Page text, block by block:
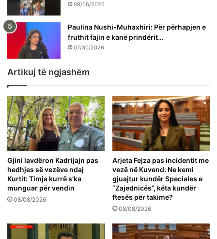
08/06/2026
Paulina Nushi-Muhaxhiri: Për përhapjen e
fruthit fajin e kanë prindërit…
07/30/2026
Artikuj të ngjashëm
Gjini lavdëron Kadrijajn pas
hedhjes së vezëve ndaj
Kurtit: Timja kurrë s’ka
munguar për vendin
08/08/2026
Arjeta Fejza pas incidentit me
vezë në Kuvend: Ne kemi
gjuajtur kundër Speciales e
“Zajednicës”, këta kundër
ftesës për takime?
08/08/2026